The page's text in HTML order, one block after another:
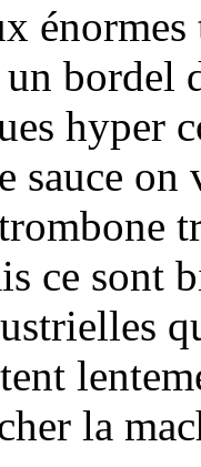
énormes
un bordel
hyper
sauce on
ce sont
la